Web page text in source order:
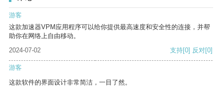
游客
这款加速器VPM应用程序可以给你提供最高速度和安全性的连接，并帮
助你在网络上自由移动。
2024-07-02
支持[0] 反对[0]
游客
这款软件的界面设计非常简洁，一目了然。